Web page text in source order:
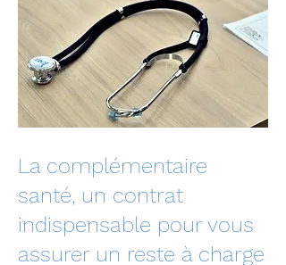
La complémentaire
santé, un contrat
indispensable pour vous
assurer un reste à charge